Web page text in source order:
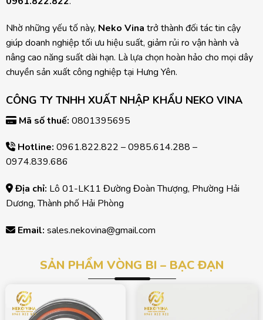
Nhờ những yếu tố này, Neko Vina trở thành đối tác tin cậy
giúp doanh nghiệp tối ưu hiệu suất, giảm rủi ro vận hành và
nâng cao năng suất dài hạn. Là lựa chọn hoàn hảo cho mọi dây
chuyền sản xuất công nghiệp tại Hưng Yên.
CÔNG TY TNHH XUẤT NHẬP KHẨU NEKO VINA
Mã số thuế: 0801395695
Hotline: 0961.822.822 – 0985.614.288 –
0974.839.686
Địa chỉ: Lô 01-LK11 Đường Đoàn Thượng, Phường Hải
Dương, Thành phố Hải Phòng
Email: sales.nekovina@gmail.com
SẢN PHẨM VÒNG BI – BẠC ĐẠN